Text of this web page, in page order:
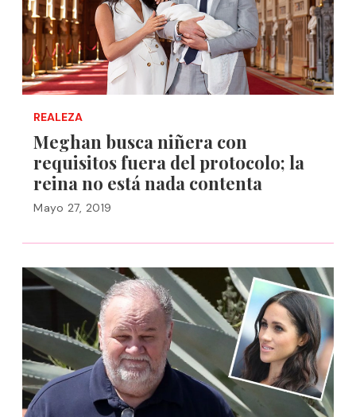
REALEZA
Meghan busca niñera con
requisitos fuera del protocolo; la
reina no está nada contenta
Mayo 27, 2019